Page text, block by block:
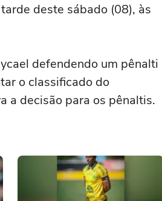
deste sábado (08), às
defendendo um pênalti
o classificado do
a decisão para os pênaltis.